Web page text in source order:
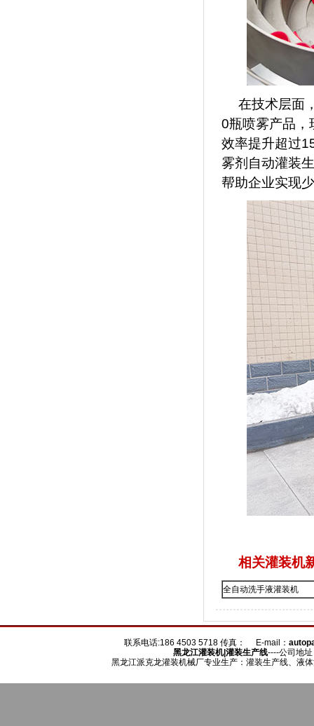
在技术层面
0瓶喷雾产品，
效率提升超过
雾剂自动灌装
帮助企业实现
相关灌装机
全自动洗手液灌装机
联系电话:186 4503 5718 传真： E-mail：
黑龙江灌装机|灌装生产线----公司地
黑龙江派克龙灌装机械厂专业生产：灌装生产线、液